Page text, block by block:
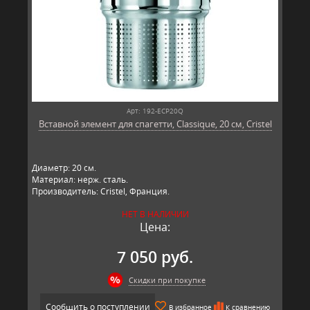
Арт: 192-ECP20Q
Вставной элемент для спагетти, Classique, 20 см, Cristel
Диаметр: 20 см.
Материал: нерж. сталь.
Производитель: Cristel, Франция.
НЕТ В НАЛИЧИИ
Цена:
7 050 руб.
Скидки при покупке
Сообщить о поступлении В избранное К сравнению